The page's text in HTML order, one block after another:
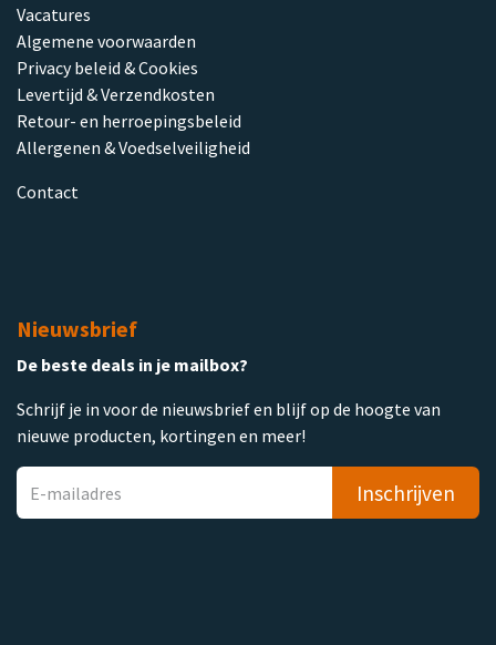
Vacatures
Algemene voorwaarden
Privacy beleid & Cookies
Levertijd & Verzendkosten
Retour- en herroepingsbeleid
Allergenen & Voedselveiligheid
Contact
Nieuwsbrief
De beste deals in je mailbox?
Schrijf je in voor de nieuwsbrief en blijf op de hoogte van
nieuwe producten, kortingen en meer!
Inschrijven